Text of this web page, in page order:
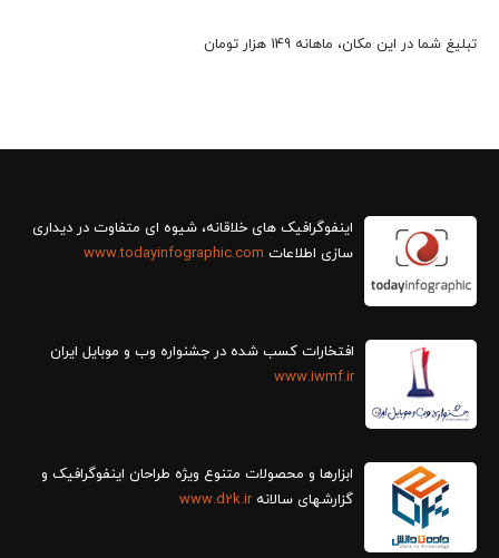
تبلیغ شما در این مکان، ماهانه 149 هزار تومان
سازی اطلاعات www.todayinfographic.com
افتخارات کسب شده در جشنواره وب و موبایل ایران
www.iwmf.ir
ابزارها و محصولات متنوع ویژه طراحان اینفوگرافیک و
گزارش‎های سالانه
www.d2k.ir